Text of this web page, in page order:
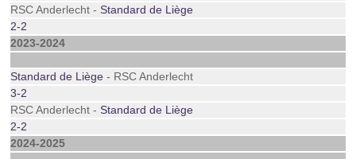
RSC Anderlecht -Standard de Liège
2-2
2023-2024
Standard de Liège - RSC Anderlecht
3-2
RSC Anderlecht -Standard de Liège
2-2
2024-2025